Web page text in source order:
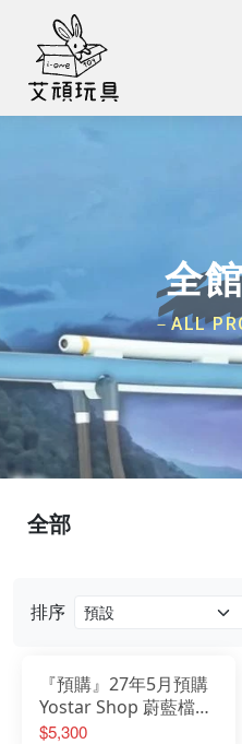
全
－ALL
排序
『預購』27年5月預購
Yostar Shop 蔚藍檔案
Blue Archive 千夏 1/7
$5,300
全部